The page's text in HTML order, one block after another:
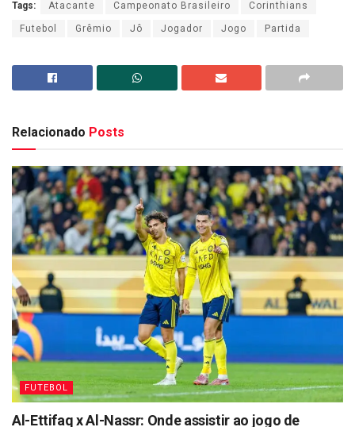
Tags: Atacante Campeonato Brasileiro Corinthians
Futebol Grêmio Jô Jogador Jogo Partida
Relacionado Posts
FUTEBOL
Al-Ettifaq x Al-Nassr: Onde assistir ao jogo de